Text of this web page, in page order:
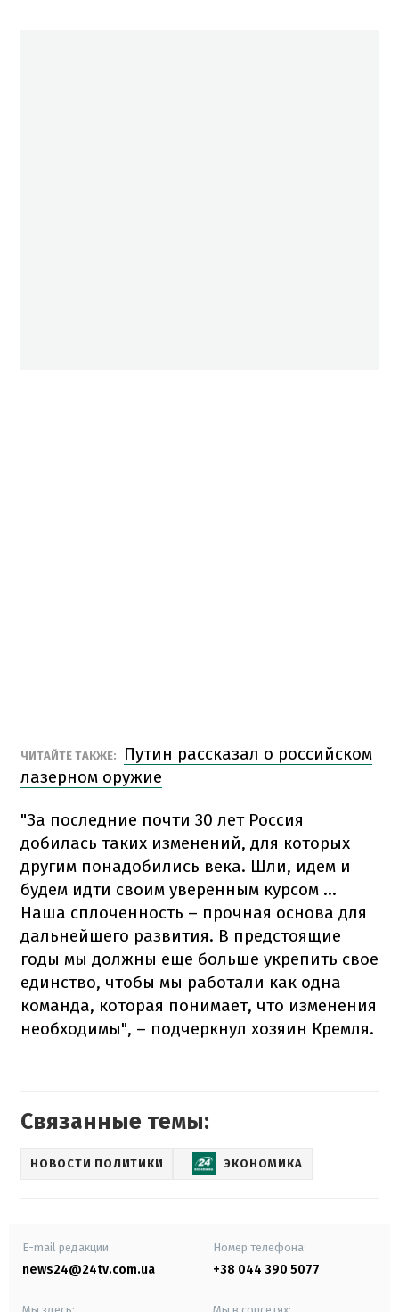
ЧИТАЙТЕ ТАКЖЕ:
Путин рассказал о российском
лазерном оружие
"За последние почти 30 лет Россия
добилась таких изменений, для которых
другим понадобились века. Шли, идем и
будем идти своим уверенным курсом ...
Наша сплоченность – прочная основа для
дальнейшего развития. В предстоящие
годы мы должны еще больше укрепить свое
единство, чтобы мы работали как одна
команда, которая понимает, что изменения
необходимы", – подчеркнул хозяин Кремля.
Связанные темы:
НОВОСТИ ПОЛИТИКИ ЭКОНОМИКА
E-mail редакции
news24@24tv.com.ua
Номер телефона:
+38 044 390 5077